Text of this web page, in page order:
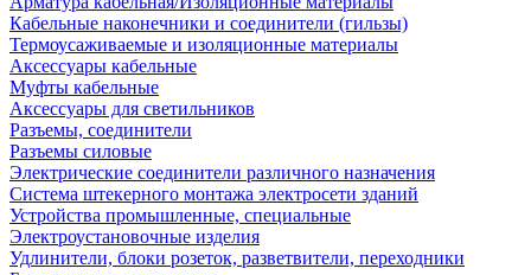
Кабельные наконечники и соединители (гильзы)
Термоусаживаемые и изоляционные материалы
Аксессуары кабельные
Муфты кабельные
Аксессуары для светильников
Разъемы, соединители
Разъемы силовые
Электрические соединители различного назначения
Система штекерного монтажа электросети зданий
Устройства промышленные, специальные
Электроустановочные изделия
Удлинители, блоки розеток, разветвители, переходники